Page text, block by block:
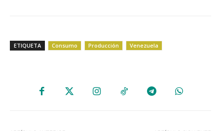
ETIQUETA Consumo Producción Venezuela